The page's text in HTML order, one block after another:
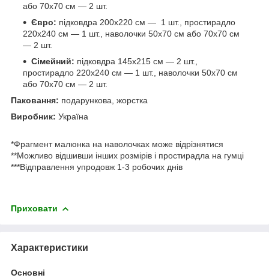
або 70х70 см — 2 шт.
Євро: підковдра 200х220 см — 1 шт., простирадло
220х240 см — 1 шт., наволочки 50х70 см або 70х70 см
— 2 шт.
Сімейний: підковдра 145х215 см — 2 шт.,
простирадло 220х240 см — 1 шт., наволочки 50х70 см
або 70х70 см — 2 шт.
Паковання: подарункова, жорстка
Виробник: Україна
*Фрагмент малюнка на наволочках може відрізнятися
**Можливо відшивши інших розмірів і простирадла на гумці
***Відправлення упродовж 1-3 робочих днів
Приховати
Характеристики
Основні